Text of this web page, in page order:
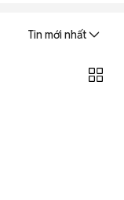
Tin mới nhất